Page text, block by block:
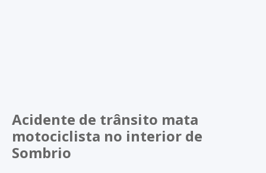
Acidente de trânsito mata
motociclista no interior de
Sombrio